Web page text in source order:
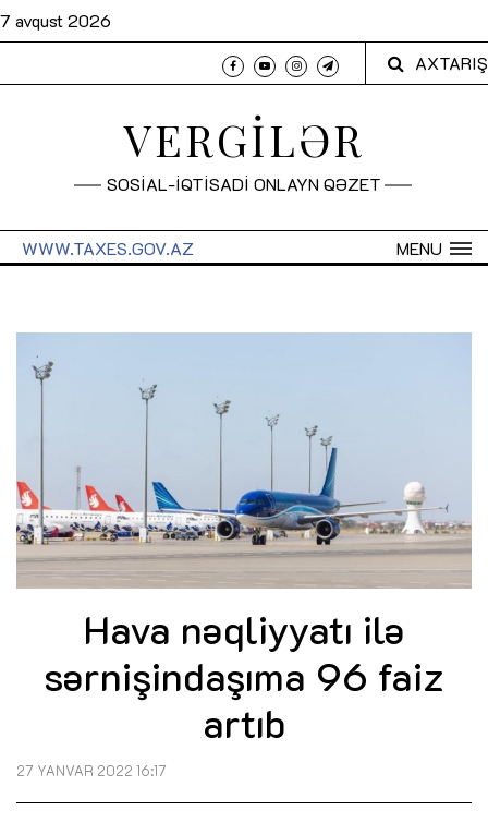
7 avqust 2026
AXTARIŞ
VERGİLƏR
SOSİAL-İQTİSADİ ONLAYN QƏZET
MENU
WWW.TAXES.GOV.AZ
Hava nəqliyyatı ilə
sərnişindaşıma 96 faiz
artıb
27 YANVAR 2022 16:17